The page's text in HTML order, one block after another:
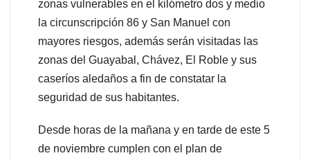
zonas vulnerables en el kilómetro dos y medio
la circunscripción 86 y San Manuel con
mayores riesgos, además serán visitadas las
zonas del Guayabal, Chávez, El Roble y sus
caseríos aledaños a fin de constatar la
seguridad de sus habitantes.
Desde horas de la mañana y en tarde de este 5
de noviembre cumplen con el plan de